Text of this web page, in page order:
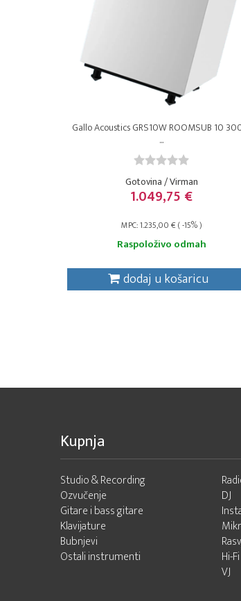
Gallo Acoustics GRS10W ROOMSUB 10
...
Gotovina / Virman
1.049,75 €
MPC: 1.235,00 € ( -15% )
Raspoloživo odmah
dodaj u košaricu
Kupnja
Studio & Recording
Ozvučenje
Gitare i bass gitare
Klavijature
Bubnjevi
Ostali instrumenti
DJ
Hi-Fi
VJ